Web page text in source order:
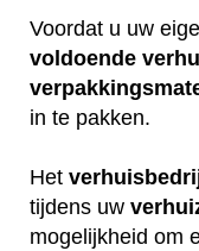
Voordat u uw
voldoende
in te pakken.
Het
tijdens uw
mogelijkheid om